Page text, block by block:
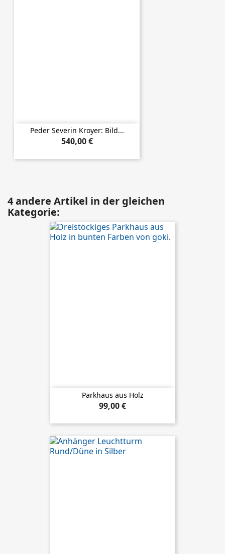
Peder Severin Kroyer: Bild...
540,00 €
4 andere Artikel in der gleichen
Kategorie:
Parkhaus aus Holz
99,00 €